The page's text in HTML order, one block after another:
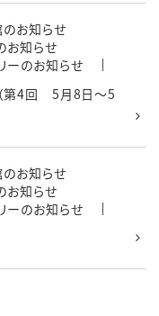
お知らせ
お知らせ
ーのお知らせ
第4回 5月8日～5
お知らせ
お知らせ
ーのお知らせ